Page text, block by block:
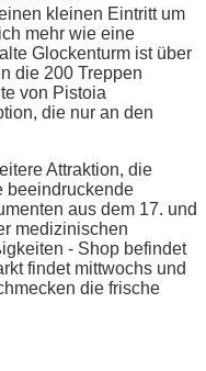
kleinen Eintritt um
mehr wie eine
Glockenturm ist über
die 200 Treppen
von Pistoia
die nur an den
Attraktion, die
beeindruckende
aus dem 17. und
medizinischen
- Shop befindet
findet mittwochs und
die frische